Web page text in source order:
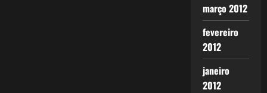
março 2012
fevereiro
2012
janeiro
2012